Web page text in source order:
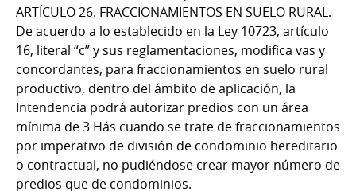
ARTÍCULO 26. FRACCIONAMIENTOS EN SUELO RURAL.
De acuerdo a lo establecido en la Ley 10723, artículo
16, literal “c” y sus reglamentaciones, modifica vas y
concordantes, para fraccionamientos en suelo rural
productivo, dentro del ámbito de aplicación, la
Intendencia podrá autorizar predios con un área
mínima de 3 Hás cuando se trate de fraccionamientos
por imperativo de división de condominio hereditario
o contractual, no pudiéndose crear mayor número de
predios que de condominios.